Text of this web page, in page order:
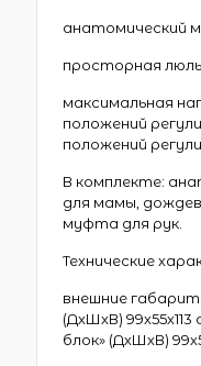
анатомический
просторная
максимальная
положений
положений
В комплекте:
для мамы,
муфта для рук.
Технические
внешние
(ДхШхВ)
блок» (ДхШхВ)